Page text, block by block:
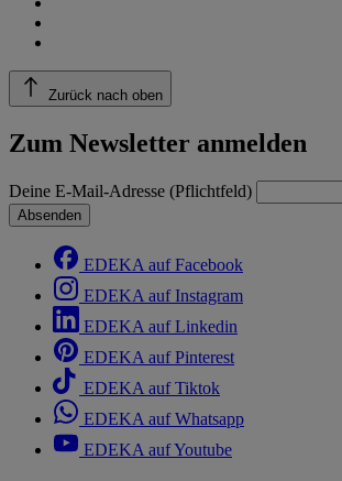
Zurück nach oben
Zum Newsletter anmelden
Deine E-Mail-Adresse (Pflichtfeld)
Absenden
EDEKA auf Facebook
EDEKA auf Instagram
EDEKA auf Linkedin
EDEKA auf Pinterest
EDEKA auf Tiktok
EDEKA auf Whatsapp
EDEKA auf Youtube